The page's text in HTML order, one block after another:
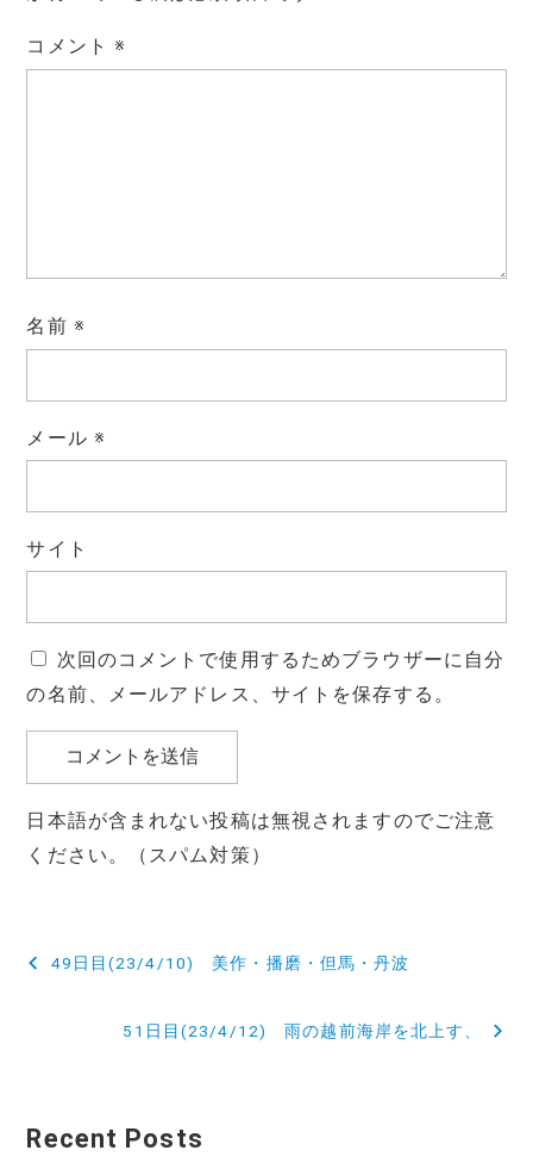
b
コメント※
名前 ※
メール ※
サイト
次回のコメントで使用するためブラウザーに自分
の名前、メールアドレス、サイトを保存する。
日本語が含まれない投稿は無視されますのでご注意
ください。（スパム対策）
投
ゲ
49日目(23/4/10) 美作・播磨・但馬・丹波
51日目(23/4/12) 雨の越前海岸を北上す、
Recent Posts